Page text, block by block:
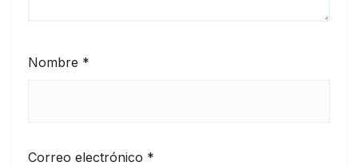
Nombre *
Correo electrónico *